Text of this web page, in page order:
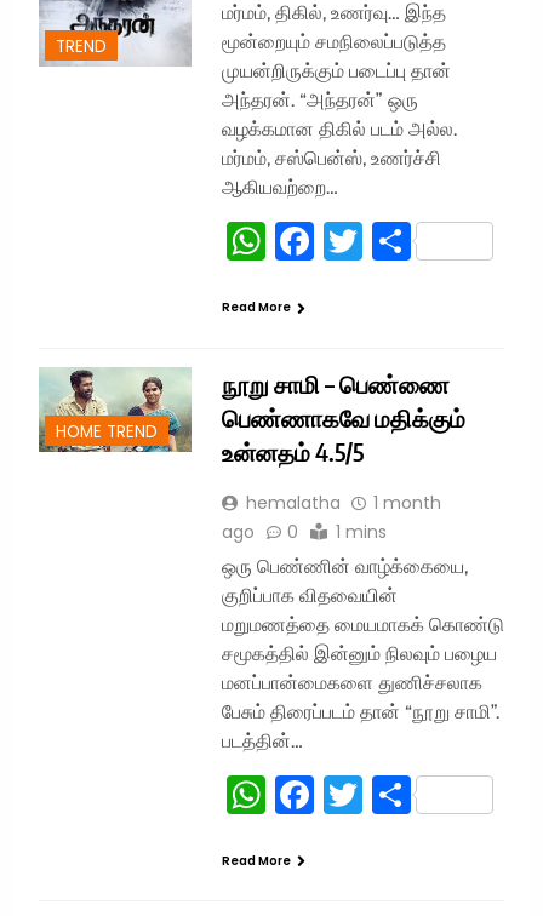
TREND
மர்மம், திகில், உணர்வு… இந்த
மூன்றையும் சமநிலைப்படுத்த
முயன்றிருக்கும் படைப்பு தான்
அந்தரன். “அந்தரன்” ஒரு
வழக்கமான திகில் படம் அல்ல.
மர்மம், சஸ்பென்ஸ், உணர்ச்சி
ஆகியவற்றை…
WhatsApp
Facebook
TwitterShare
Read More
HOME TREND
நூறு சாமி – பெண்ணை
பெண்ணாகவே மதிக்கும்
உன்னதம் 4.5/5
hemalatha
1 month
ago
0 1 mins
ஒரு பெண்ணின் வாழ்க்கையை,
குறிப்பாக விதவையின்
மறுமணத்தை மையமாகக் கொண்டு
சமூகத்தில் இன்னும் நிலவும் பழைய
மனப்பான்மைகளை துணிச்சலாக
பேசும் திரைப்படம் தான் “நூறு சாமி”.
படத்தின்…
WhatsApp
Facebook
TwitterShare
Read More